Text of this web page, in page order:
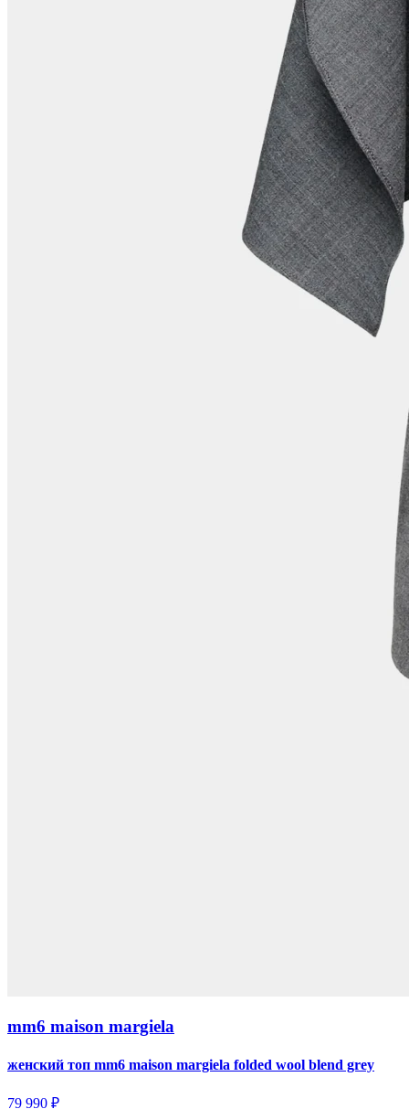
mm6 maison margiela
женский топ mm6 maison margiela folded wool blend grey
79 990 ₽